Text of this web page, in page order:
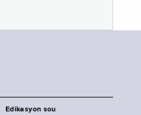
Edikasyon sou